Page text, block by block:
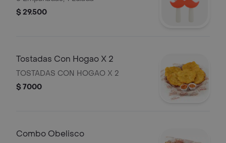
$ 29.500
Tostadas Con Hogao X 2
TOSTADAS CON HOGAO X 2
$ 7000
Combo Obelisco